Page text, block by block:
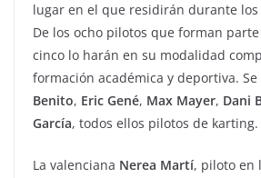
lugar en el que residirán durante los
De los ocho pilotos que forman
cinco lo harán en su modalidad
formación académica y deportiva.
Benito, Eric Gené, Max Mayer, Dani
García, todos ellos pilotos de karting.
La valenciana Nerea Martí, piloto en